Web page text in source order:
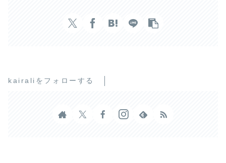
kairaliをフォローする